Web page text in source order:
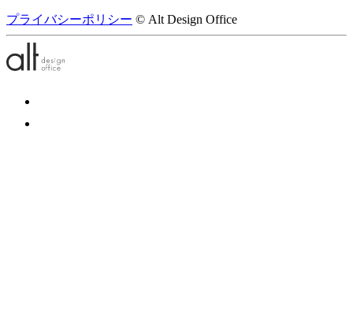
プライバシーポリシー © Alt Design Office